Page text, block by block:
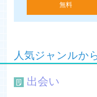
◆豊富なプロフィール検
も検索機能が豊富
無料
人気ジャンルか
出会い